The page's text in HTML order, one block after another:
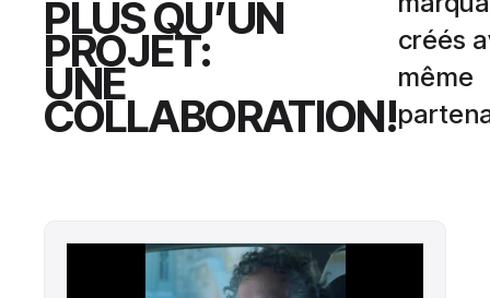
PLUS QU’UN
PROJET:
UNE
COLLABORATION!
créés
même